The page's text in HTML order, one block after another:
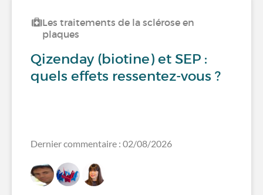
Les traitements de la sclérose en
plaques
Qizenday (biotine) et SEP :
quels effets ressentez-vous ?
Dernier commentaire : 02/08/2026